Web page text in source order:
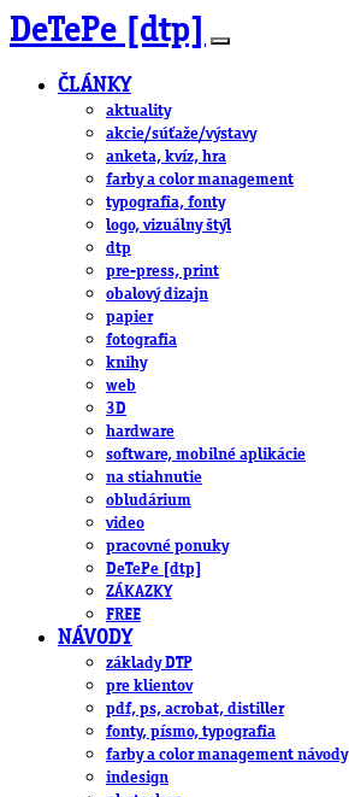
DeTePe [dtp]
ČLÁNKY
aktuality
akcie/súťaže/výstavy
anketa, kvíz, hra
farby a color management
typografia, fonty
logo, vizuálny štýl
dtp
pre-press, print
obalový dizajn
papier
fotografia
knihy
web
3D
hardware
software, mobilné aplikácie
na stiahnutie
obludárium
video
pracovné ponuky
DeTePe [dtp]
ZÁKAZKY
FREE
NÁVODY
základy DTP
pre klientov
pdf, ps, acrobat, distiller
fonty, písmo, typografia
farby a color management návody
indesign